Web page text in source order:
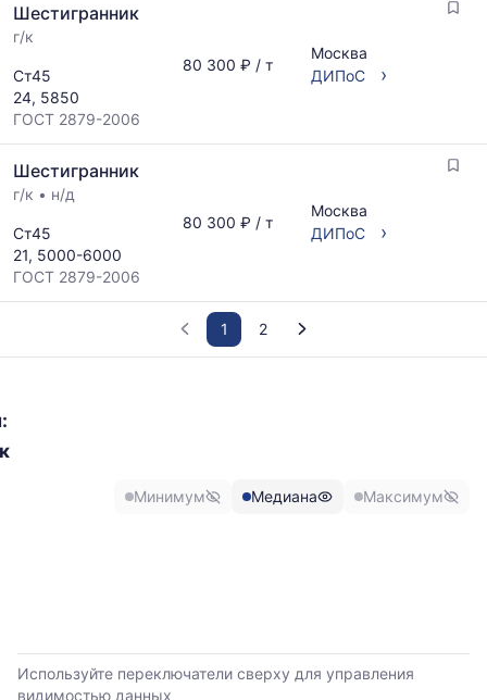
Шестигранник
г/к
Ст45
24, 5850
ГОСТ 2879-2006
80 300 ₽ / т
Москва
ДИПоС
›
Шестигранник
г/к • н/д
Ст45
21, 5000-6000
ГОСТ 2879-2006
80 300 ₽ / т
Москва
ДИПоС
›
1 2
за
последние
Минимум Медиана Максимум
Используйте переключатели сверху для управления
видимостью данных